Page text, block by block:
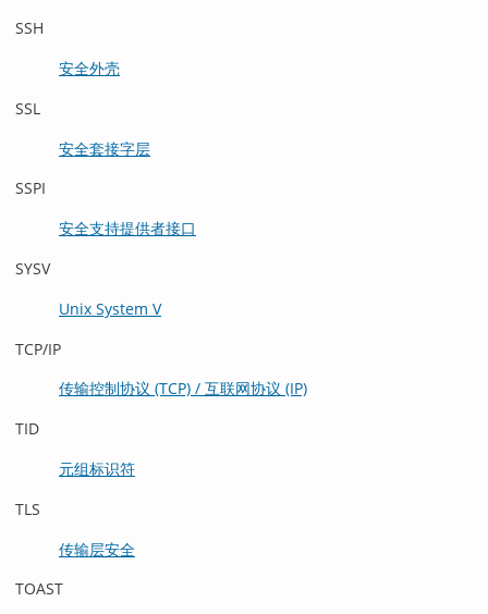
SSH
安全外壳
SSL
安全套接字层
SSPI
安全支持提供者接口
SYSV
Unix System V
TCP/IP
传输控制协议 (TCP) / 互联网协议 (IP)
TID
元组标识符
TLS
传输层安全
TOAST